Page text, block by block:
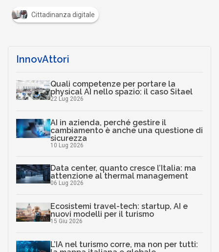
Cittadinanza digitale
InnovAttori
Quali competenze per portare la
physical AI nello spazio: il caso Sitael
22 Lug 2026
AI in azienda, perché gestire il
cambiamento è anche una questione di
sicurezza
10 Lug 2026
Data center, quanto cresce l’Italia: ma
attenzione al thermal management
06 Lug 2026
Ecosistemi travel-tech: startup, AI e
nuovi modelli per il turismo
15 Giu 2026
L’IA nel turismo corre, ma non per tutti: